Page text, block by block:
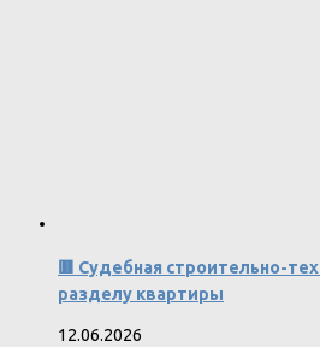
🟥 Судебная строительно-
разделу квартиры
12.06.2026